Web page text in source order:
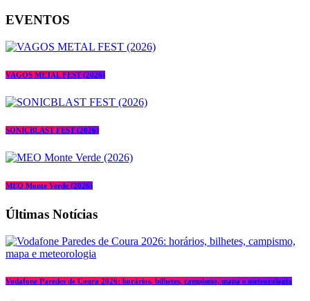
EVENTOS
VAGOS METAL FEST (2026)
SONICBLAST FEST (2026)
MEO Monte Verde (2026)
Últimas Notícias
Vodafone Paredes de Coura 2026: horários, bilhetes, campismo, mapa e meteorologia